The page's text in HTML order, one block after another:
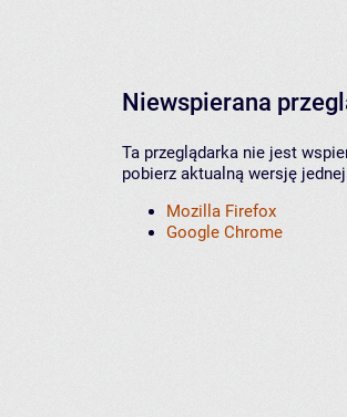
Niewspierana
Ta przeglądarka nie jest
pobierz aktualną wersję
Mozilla Firefox
Google Chrome